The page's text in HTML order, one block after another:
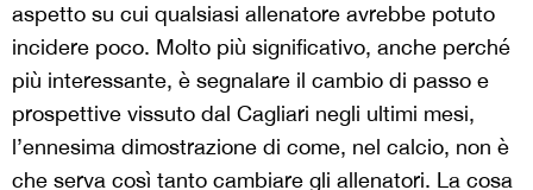
aspetto su cui qualsiasi allenatore avrebbe potuto
incidere poco. Molto più significativo, anche perché
più interessante, è segnalare il cambio di passo e
prospettive vissuto dal Cagliari negli ultimi mesi,
l’ennesima dimostrazione di come, nel calcio, non è
che serva così tanto cambiare gli allenatori. La cosa